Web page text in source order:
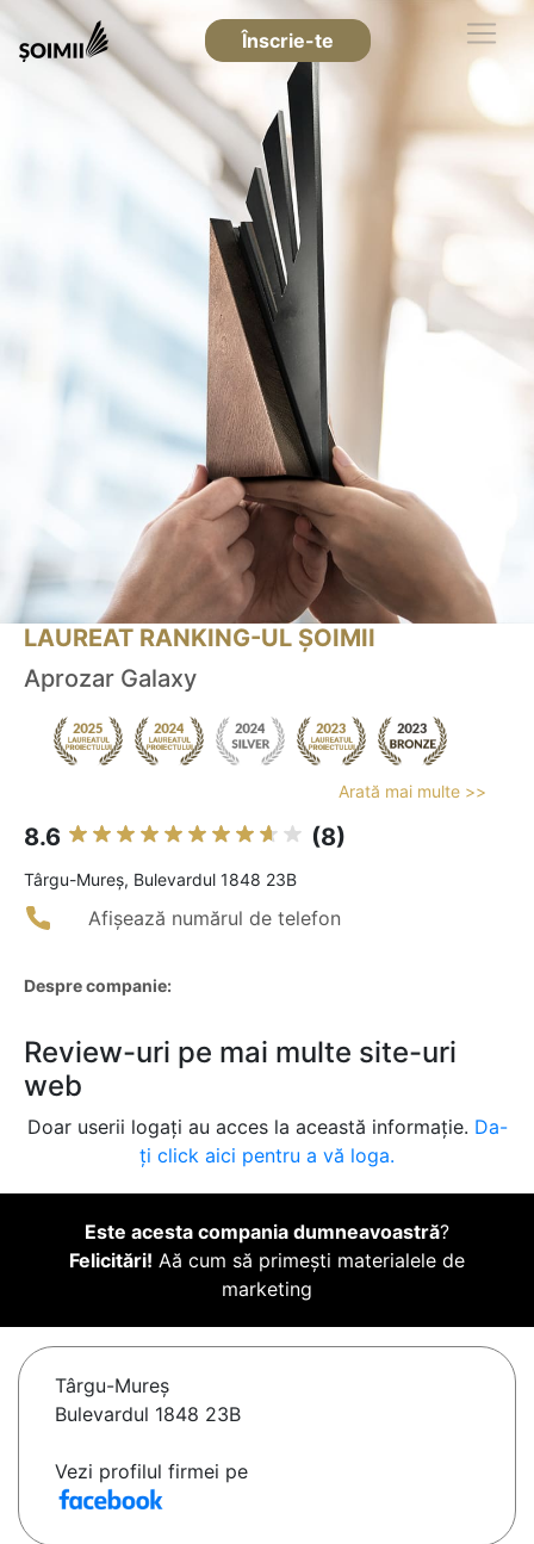
Înscrie-te
LAUREAT RANKING-UL ȘOIMII
Aprozar Galaxy
Arată mai multe >>
8.6 (8)
Târgu-Mureş, Bulevardul 1848 23B
Afișează numărul de telefon
Despre companie:
Review-uri pe mai multe site-uri
web
Doar userii logați au acces la această informație. Da-
ți click aici pentru a vă loga.
Este acesta compania dumneavoastră?
Felicitări! Aă cum să primești materialele de
marketing
Târgu-Mureş
Bulevardul 1848 23B
Vezi profilul firmei pe